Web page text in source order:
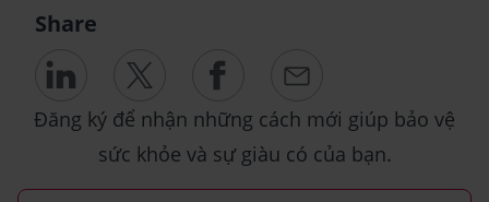
Share
Đăng ký để nhận những cách mới giúp bảo vệ
sức khỏe và sự giàu có của bạn.